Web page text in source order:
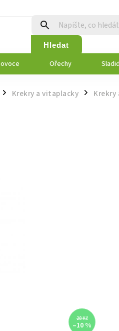
Hledat
Ořechy
/ Krekry a vitaplacky / Krekry
28 Kč
–10 %